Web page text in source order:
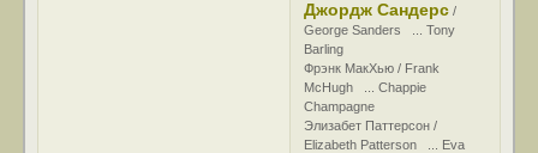
Джордж Сандерс /
George Sanders ... Tony
Barling
Фрэнк МакХью / Frank
McHugh ... Chappie
Champagne
Элизабет Паттерсон /
Elizabeth Patterson ... Eva